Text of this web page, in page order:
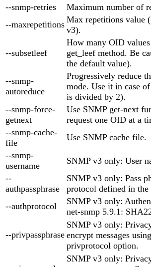
--snmp-retries
Maximum number of
--maxrepetitions Max repetitions value
v3).
--subsetleef
How many OID
get_leef method. Be
the default value).
--snmp-
autoreduce
Progressively reduce
mode. Use it in case
is divided by 2).
--snmp-force-
getnext
Use SNMP get-next
request one OID at a
--snmp-cache-
file
Use SNMP cache file.
--snmp-
username
SNMP v3 only: User
--
authpassphrase
SNMP v3 only: Pass
protocol defined in
--authprotocol
SNMP v3 only:
net-snmp 5.9.1:
--privpassphrase
SNMP v3 only:
encrypt messages
privprotocol option.
SNMP v3 only: